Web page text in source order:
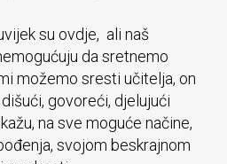
su ovdje, ali naš
da sretnemo
možemo sresti učitelja, on
govoreći, djelujući
na sve moguće načine,
svojom beskrajnom